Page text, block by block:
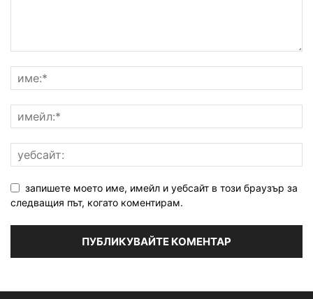
запишете моето име, имейл и уебсайт в този браузър за
следващия път, когато коментирам.